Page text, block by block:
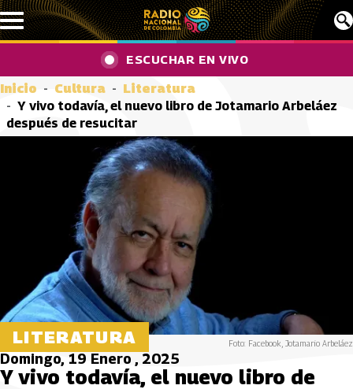
Pasar al contenido principal
ESCUCHAR EN VIVO
Inicio Cultura
Literatura
Y vivo todavía, el nuevo libro de Jotamario Arbeláez
después de resucitar
LITERATURA Foto: Facebook, Jotamario Arbeláez
Domingo, 19 Enero , 2025
Y vivo todavía, el nuevo libro de